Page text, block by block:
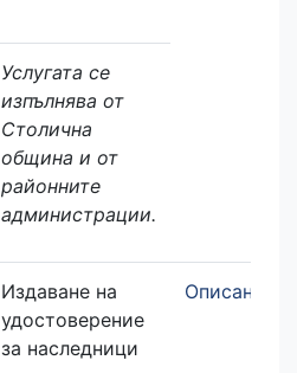
Услугата се
изпълнява от
Столична
община и от
районните
администрации.
Издаване на
удостоверение
за наследници
Описание